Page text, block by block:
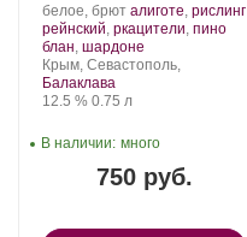
Производитель:
Золотая
Балка.
белое, брют .
Сорт
винограда:
алиготе, рислинг
рейнский, ркацители, пино
блан, шардоне
Регион:
Крым, Севастополь,
Балаклава
Крепость
12.5 %. Объем
0.75 л
750 руб.
В наличии: много